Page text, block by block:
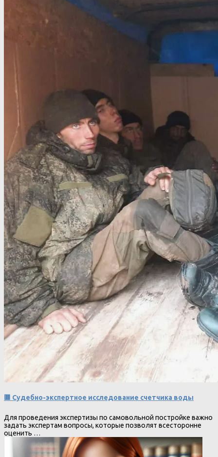
🟥 Судебно-экспертное исследование счетчика воды
Для проведения экспертизы по самовольной постройке важно
задать экспертам вопросы, которые позволят всесторонне
оценить …